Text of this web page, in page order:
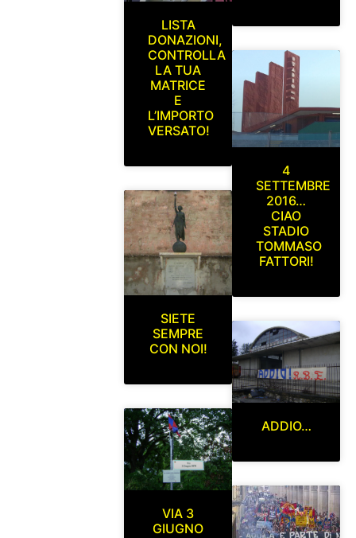
LISTA
DONAZIONI,
CONTROLLA
LA TUA
MATRICE
E
L’IMPORTO
VERSATO!
SIETE
SEMPRE
CON NOI!
VIA 3
GIUGNO
4
SETTEMBRE
2016…
CIAO
STADIO
TOMMASO
FATTORI!
ADDIO…